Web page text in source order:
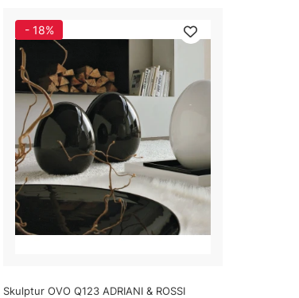
- 18%
Skulptur OVO Q123 ADRIANI & ROSSI